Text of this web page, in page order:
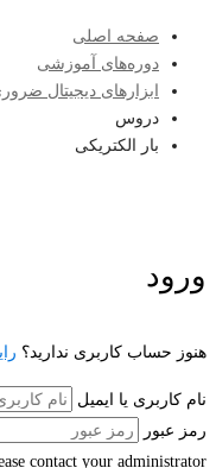
صفحه اصلی
دوره‌های آموزشی
ابزارهای دیجیتال
دروس
بار الکتریکی
ورود
هنوز حساب کاربری ندارید؟
نام کاربری یا ایمیل
رمز عبور
contact your administrator.